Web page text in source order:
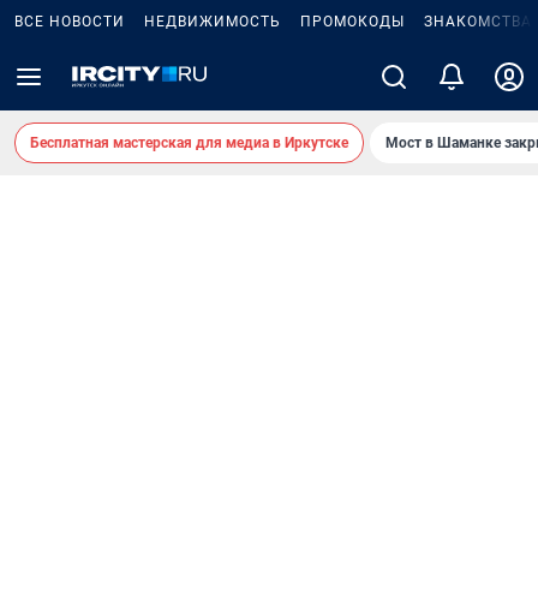
ВСЕ НОВОСТИ НЕДВИЖИМОСТЬ ПРОМОКОДЫ ЗНАКОМСТВА
Бесплатная мастерская для медиа в Иркутске Мост в Шаманке